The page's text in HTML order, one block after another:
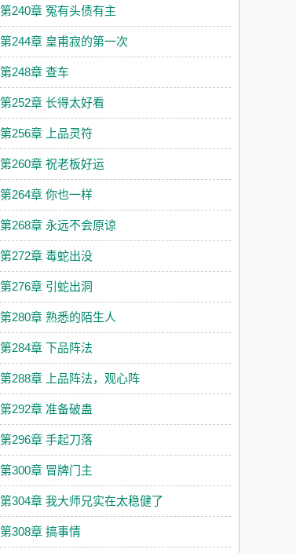
第240章 冤有头债有主
第244章 皇甫寂的第一次
第248章 查车
第252章 长得太好看
第256章 上品灵符
第260章 祝老板好运
第264章 你也一样
第268章 永远不会原谅
第272章 毒蛇出没
第276章 引蛇出洞
第280章 熟悉的陌生人
第284章 下品阵法
第288章 上品阵法，观心阵
第292章 准备破蛊
第296章 手起刀落
第300章 冒牌门主
第304章 我大师兄实在太稳健了
第308章 搞事情